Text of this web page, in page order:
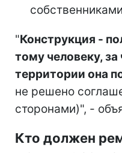
"Конструкция -
тому человеку, за
территории она
не решено
сторонами)", -
Кто должен